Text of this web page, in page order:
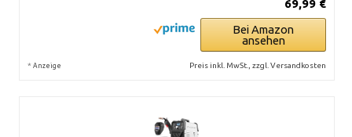
69,99 €
Bei Amazon
ansehen
* Anzeige Preis inkl. MwSt., zzgl. Versandkosten